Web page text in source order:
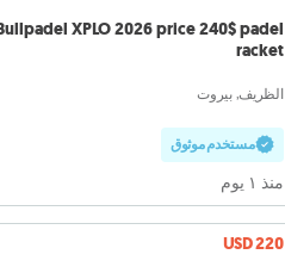
XPLO 2026 price 240$ padel
racket
الظريف, بيروت
مستخدم موثوق
منذ ١ يوم
USD 220